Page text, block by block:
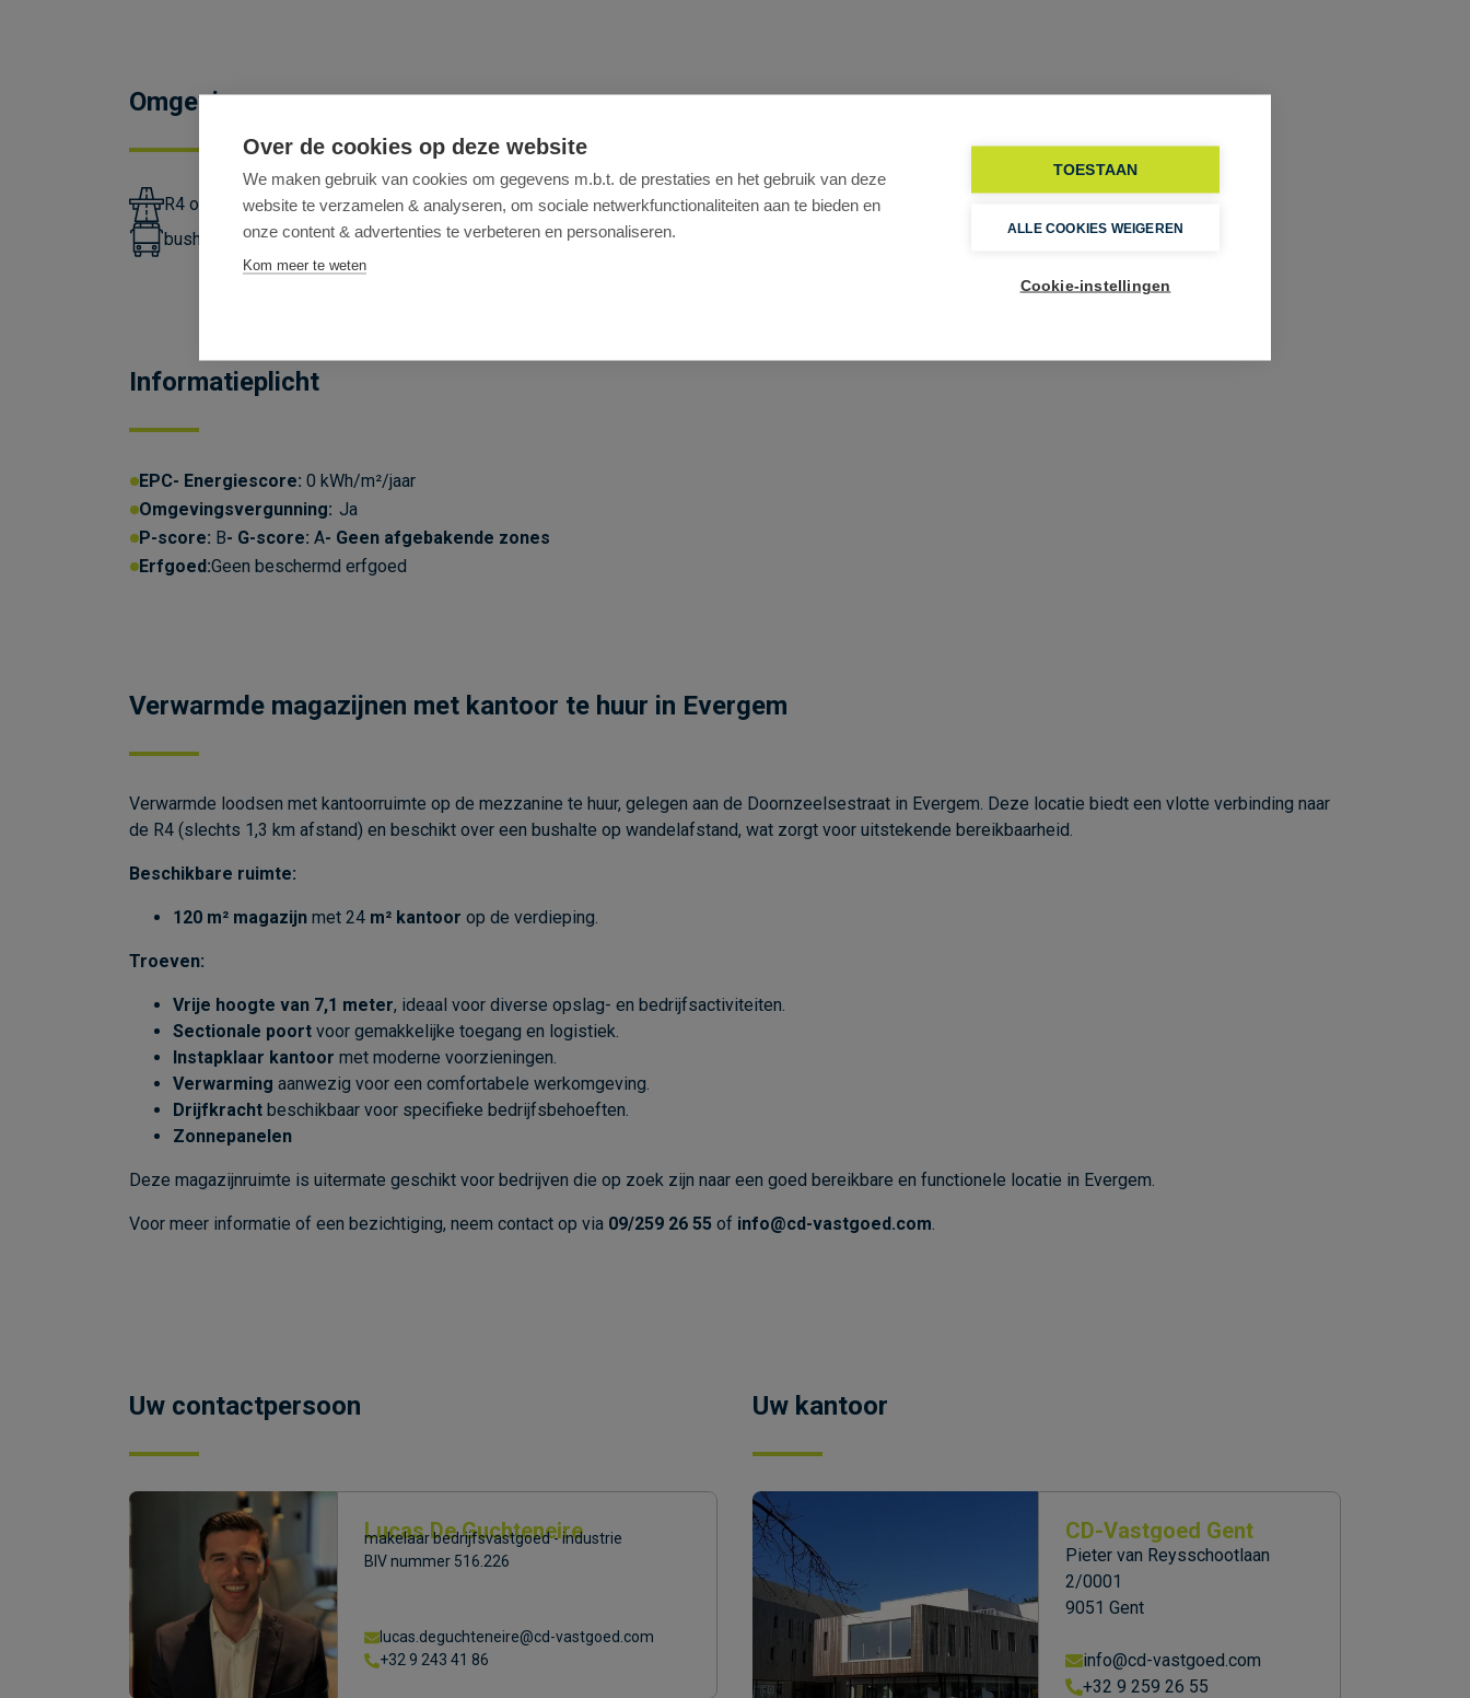
Omgeving
R4 op 1,3km (Ovaal van Wippelgem)
bushalte lijn 54 en 565 op 180m
Informatieplicht
EPC Energiescore: 0 kWh/m²/jaar
Omgevingsvergunning: Ja
P-score: B G-score: A Geen afgebakende zones
Erfgoed:Geen beschermd erfgoed
Verwarmde magazijnen met kantoor te huur in Evergem
Verwarmde loodsen met kantoorruimte op de mezzanine te huur, gelegen aan de Doornzeelsestraat in Evergem. Deze locatie biedt een vlotte verbinding naar
de R4 (slechts 1,3 km afstand) en beschikt over een bushalte op wandelafstand, wat zorgt voor uitstekende bereikbaarheid.
Beschikbare ruimte:
120 m² magazijn met 24 m² kantoor op de verdieping.
Troeven:
Vrije hoogte van 7,1 meter, ideaal voor diverse opslag- en bedrijfsactiviteiten.
Sectionale poort voor gemakkelijke toegang en logistiek.
Instapklaar kantoor met moderne voorzieningen.
Verwarming aanwezig voor een comfortabele werkomgeving.
Drijfkracht beschikbaar voor specifieke bedrijfsbehoeften.
Zonnepanelen
Deze magazijnruimte is uitermate geschikt voor bedrijven die op zoek zijn naar een goed bereikbare en functionele locatie in Evergem.
Voor meer informatie of een bezichtiging, neem contact op via 09/259 26 55 of info@cd-vastgoed.com.
Uw contactpersoon
Lucas De Guchteneire
makelaar bedrijfsvastgoed - industrie
BIV nummer 516.226
lucas.deguchteneire@cd-vastgoed.com
+32 9 243 41 86
Uw kantoor
CD-Vastgoed Gent
Pieter van Reysschootlaan
2/0001
9051 Gent
info@cd-vastgoed.com
+32 9 259 26 55
Over de cookies op deze website
We maken gebruik van cookies om gegevens m.b.t. de prestaties en het gebruik van deze
website te verzamelen & analyseren, om sociale netwerkfunctionaliteiten aan te bieden en
onze content & advertenties te verbeteren en personaliseren.
Kom meer te weten
TOESTAAN
ALLE COOKIES WEIGEREN
Cookie-instellingen